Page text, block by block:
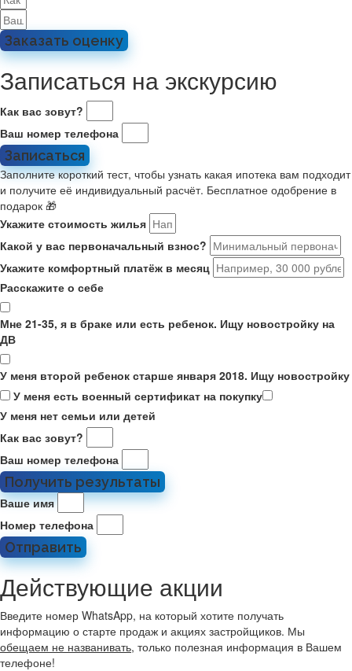
Заказать оценку
Записаться на экскурсию
Как вас зовут?
Ваш номер телефона
Записаться
Заполните короткий тест, чтобы узнать какая ипотека вам подходит
и получите её индивидуальный расчёт. Бесплатное одобрение в
подарок 🎁
Укажите стоимость жилья
Какой у вас первоначальный взнос?
Укажите комфортный платёж в месяц
Расскажите о себе
Мне 21-35, я в браке или есть ребенок. Ищу новостройку на
ДВ
У меня второй ребенок старше января 2018. Ищу новостройку
У меня есть военный сертификат на покупку
У меня нет семьи или детей
Как вас зовут?
Ваш номер телефона
Получить результаты
Ваше имя
Номер телефона
Отправить
Действующие акции
Введите номер WhatsApp, на который хотите получать
информацию о старте продаж и акциях застройщиков. Мы
обещаем не названивать, только полезная информация в Вашем
телефоне!